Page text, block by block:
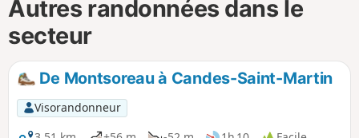
Autres randonnées dans le
secteur
De Montsoreau à Candes-Saint-Martin
Visorandonneur